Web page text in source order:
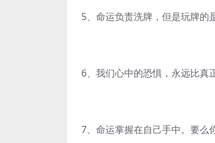
5、命运负责洗牌，但是玩牌的
6、我们心中的恐惧，永远比真
7、命运掌握在自己手中。要么